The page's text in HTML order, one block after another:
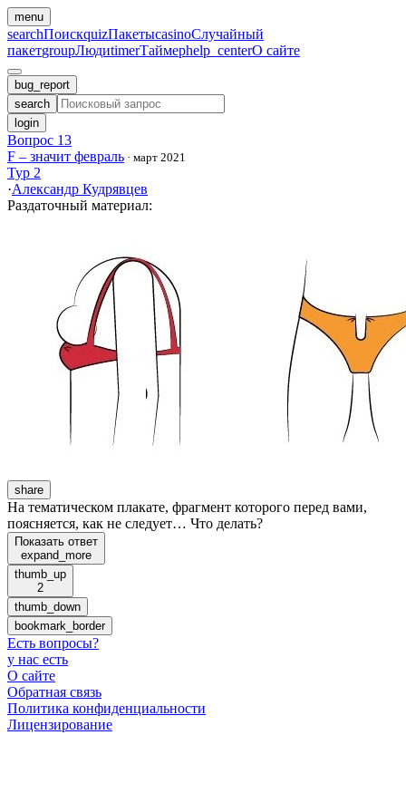
menu
searchПоискquizПакетыcasinoСлучайный
пакетgroupЛюдиtimerТаймерhelp_centerО сайте
bug_report
search
login
Вопрос 13
F – значит февраль · март 2021
Тур 2
·Александр Кудрявцев
Раздаточный материал:
share
На тематическом плакате, фрагмент которого перед вами,
поясняется, как не следует… Что делать?
Показать ответ
expand_more
thumb_up
2
thumb_down
bookmark_border
Есть вопросы?
у нас есть
О сайте
Обратная связь
Политика конфиденциальности
Лицензирование